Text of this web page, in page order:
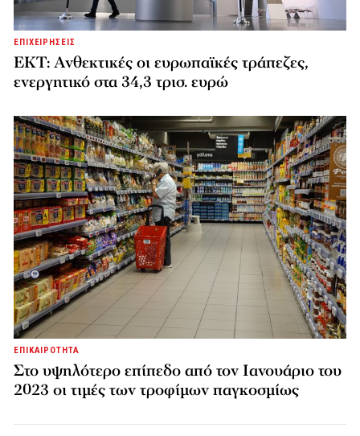
ΕΠΙΧΕΙΡΗΣΕΙΣ
ΕΚΤ: Ανθεκτικές οι ευρωπαϊκές τράπεζες,
ενεργητικό στα 34,3 τρισ. ευρώ
ΕΠΙΚΑΙΡΟΤΗΤΑ
Στο υψηλότερο επίπεδο από τον Ιανουάριο του
2023 οι τιμές των τροφίμων παγκοσμίως